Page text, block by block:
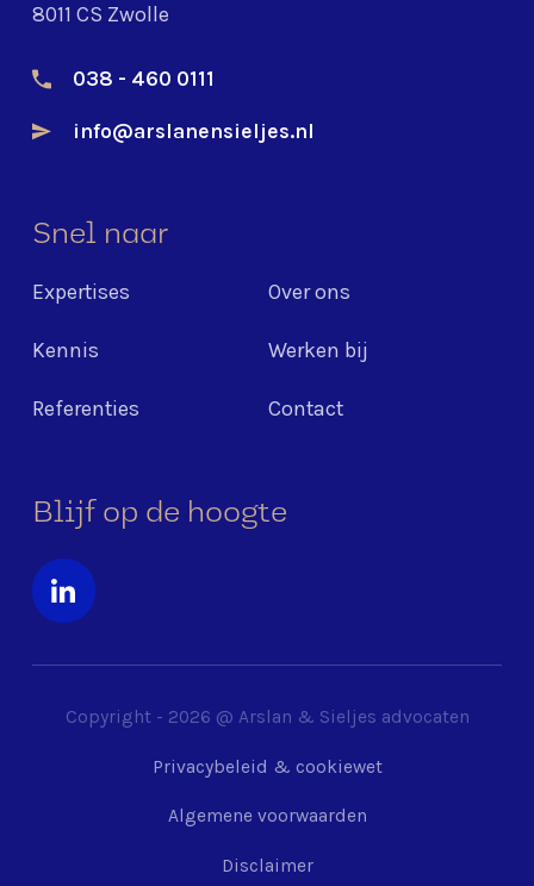
8011 CS Zwolle
038 - 460 0111
info@arslanensieljes.nl
Snel naar
Expertises Over ons
Kennis Werken bij
Referenties Contact
Blijf op de hoogte
Copyright - 2026 @ Arslan & Sieljes advocaten
Privacybeleid & cookiewet
Algemene voorwaarden
Disclaimer